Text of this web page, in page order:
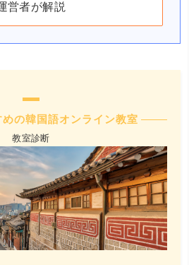
営者が解説
の韓国語オンライン教室
教室診断